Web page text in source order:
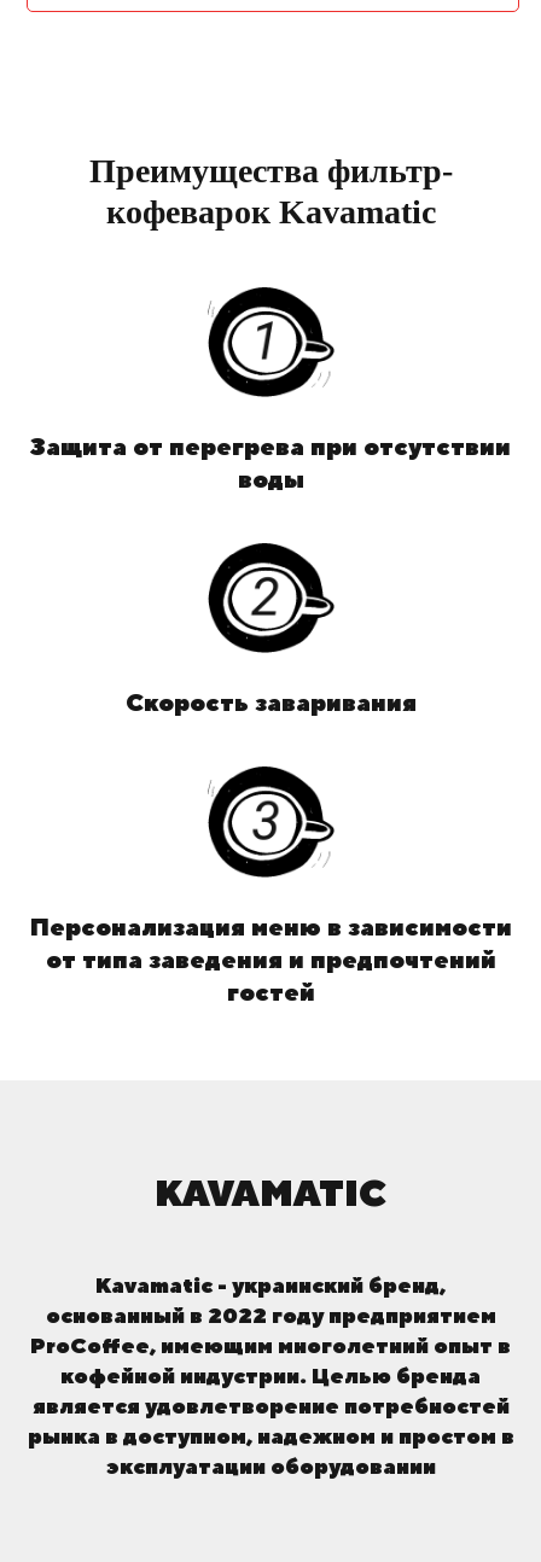
Преимущества фильтр-
кофеварок Kavamatic
Защита от перегрева при отсутствии
воды
Скорость заваривания
Персонализация меню в зависимости
от типа заведения и предпочтений
гостей
KAVAMATIC
Kavamatic - украинский бренд,
основанный в 2022 году предприятием
ProCoffee, имеющим многолетний опыт в
кофейной индустрии. Целью бренда
является удовлетворение потребностей
рынка в доступном, надежном и простом в
эксплуатации оборудовании